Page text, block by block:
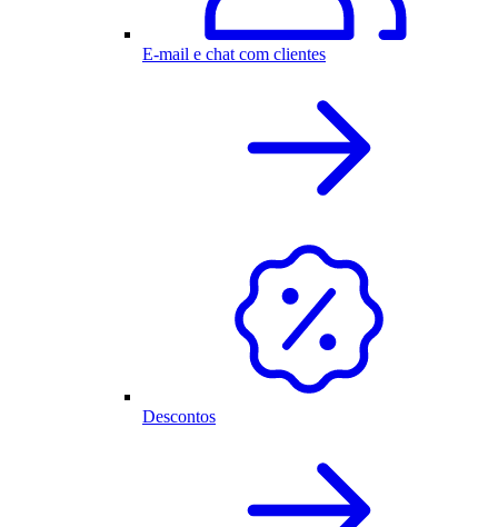
E-mail e chat com clientes
Descontos